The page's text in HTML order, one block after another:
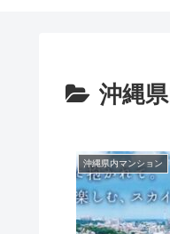
沖縄
沖縄県内マンション